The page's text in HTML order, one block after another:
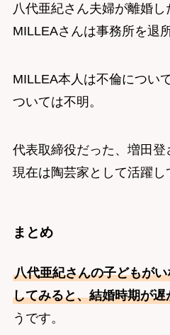
八代亜紀さん夫婦が離婚し
MILLEAさんは事務所を退
MILLEA本人は不倫につい
ついては不明。
代表取締役だった、増田
現在は陶芸家として活躍し
まとめ
八代亜紀さんの子どもが
してみると、結婚時期が
うです。